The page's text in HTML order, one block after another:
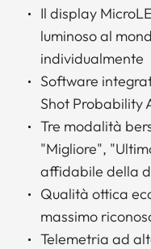
Il display
luminoso al
individualmente
Software
Shot Probability
Tre modalità
"Migliore",
affidabile della
Qualità ottica
massimo
Telemetria ad